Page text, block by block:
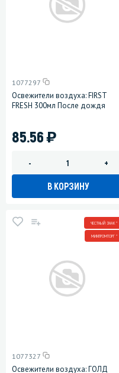
1077297
Освежители воздуха: FIRST
FRESH 300мл После дождя
85.56)
- +
В КОРЗИНУ
ЧЕСТНЫЙ ЗНАК *
МИНПРОМТОРГ *
1077327
Освежители воздуха: ГОЛД